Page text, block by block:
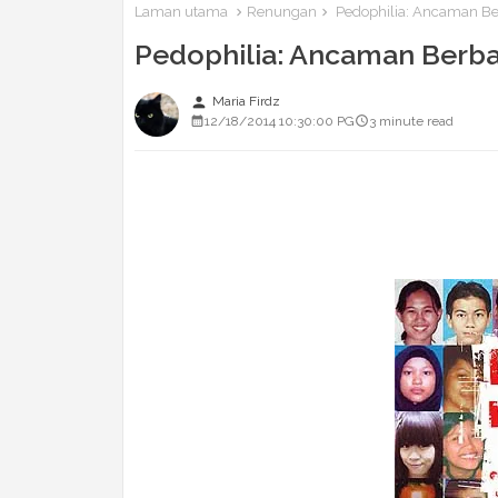
Laman utama Renungan Pedophilia: Ancaman
Pedophilia: Ancaman
person Maria Firdz
12/18/2014 10:30:00 PG
3 minute read